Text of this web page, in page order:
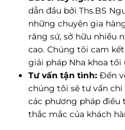
dẫn đầu bởi Ths.BS
những chuyên gia
răng sứ, sở hữu nhiều
cao. Chúng tôi cam
giải pháp Nha khoa tối
Tư vấn tận tình: Đến
chúng tôi sẽ tư vấn
các phương pháp điều
thắc mắc của khách